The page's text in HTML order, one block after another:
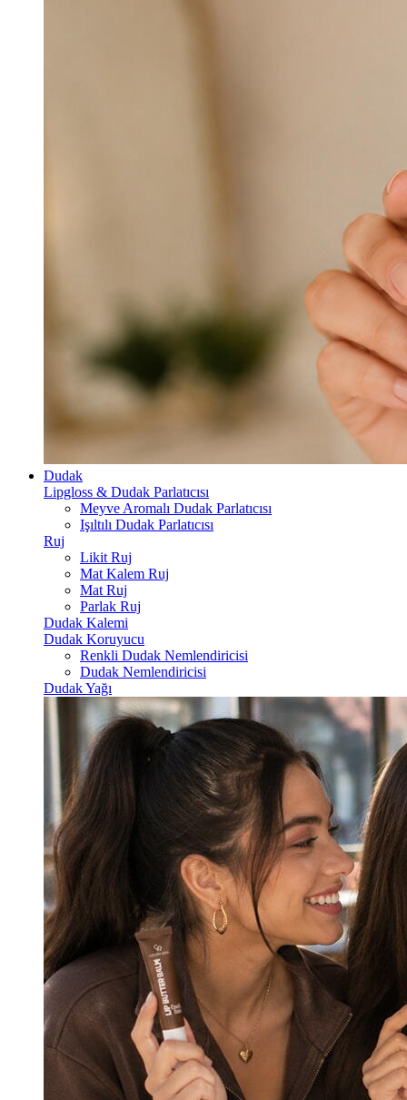
Dudak
Lipgloss & Dudak Parlatıcısı
Meyve Aromalı Dudak Parlatıcısı
Işıltılı Dudak Parlatıcısı
Ruj
Likit Ruj
Mat Kalem Ruj
Mat Ruj
Parlak Ruj
Dudak Kalemi
Dudak Koruyucu
Renkli Dudak Nemlendiricisi
Dudak Nemlendiricisi
Dudak Yağı